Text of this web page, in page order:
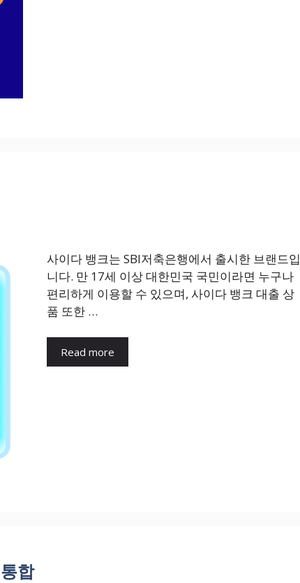
사이다 뱅크는 SBI저축은행에서 출시한 브랜드입
니다. 만 17세 이상 대한민국 국민이라면 누구나
편리하게 이용할 수 있으며, 사이다 뱅크 대출 상
품 또한 …
Read more
합